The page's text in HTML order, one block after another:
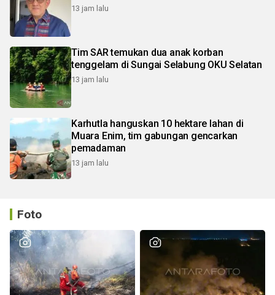
13 jam lalu
Tim SAR temukan dua anak korban
tenggelam di Sungai Selabung OKU Selatan
13 jam lalu
Karhutla hanguskan 10 hektare lahan di
Muara Enim, tim gabungan gencarkan
pemadaman
13 jam lalu
Foto